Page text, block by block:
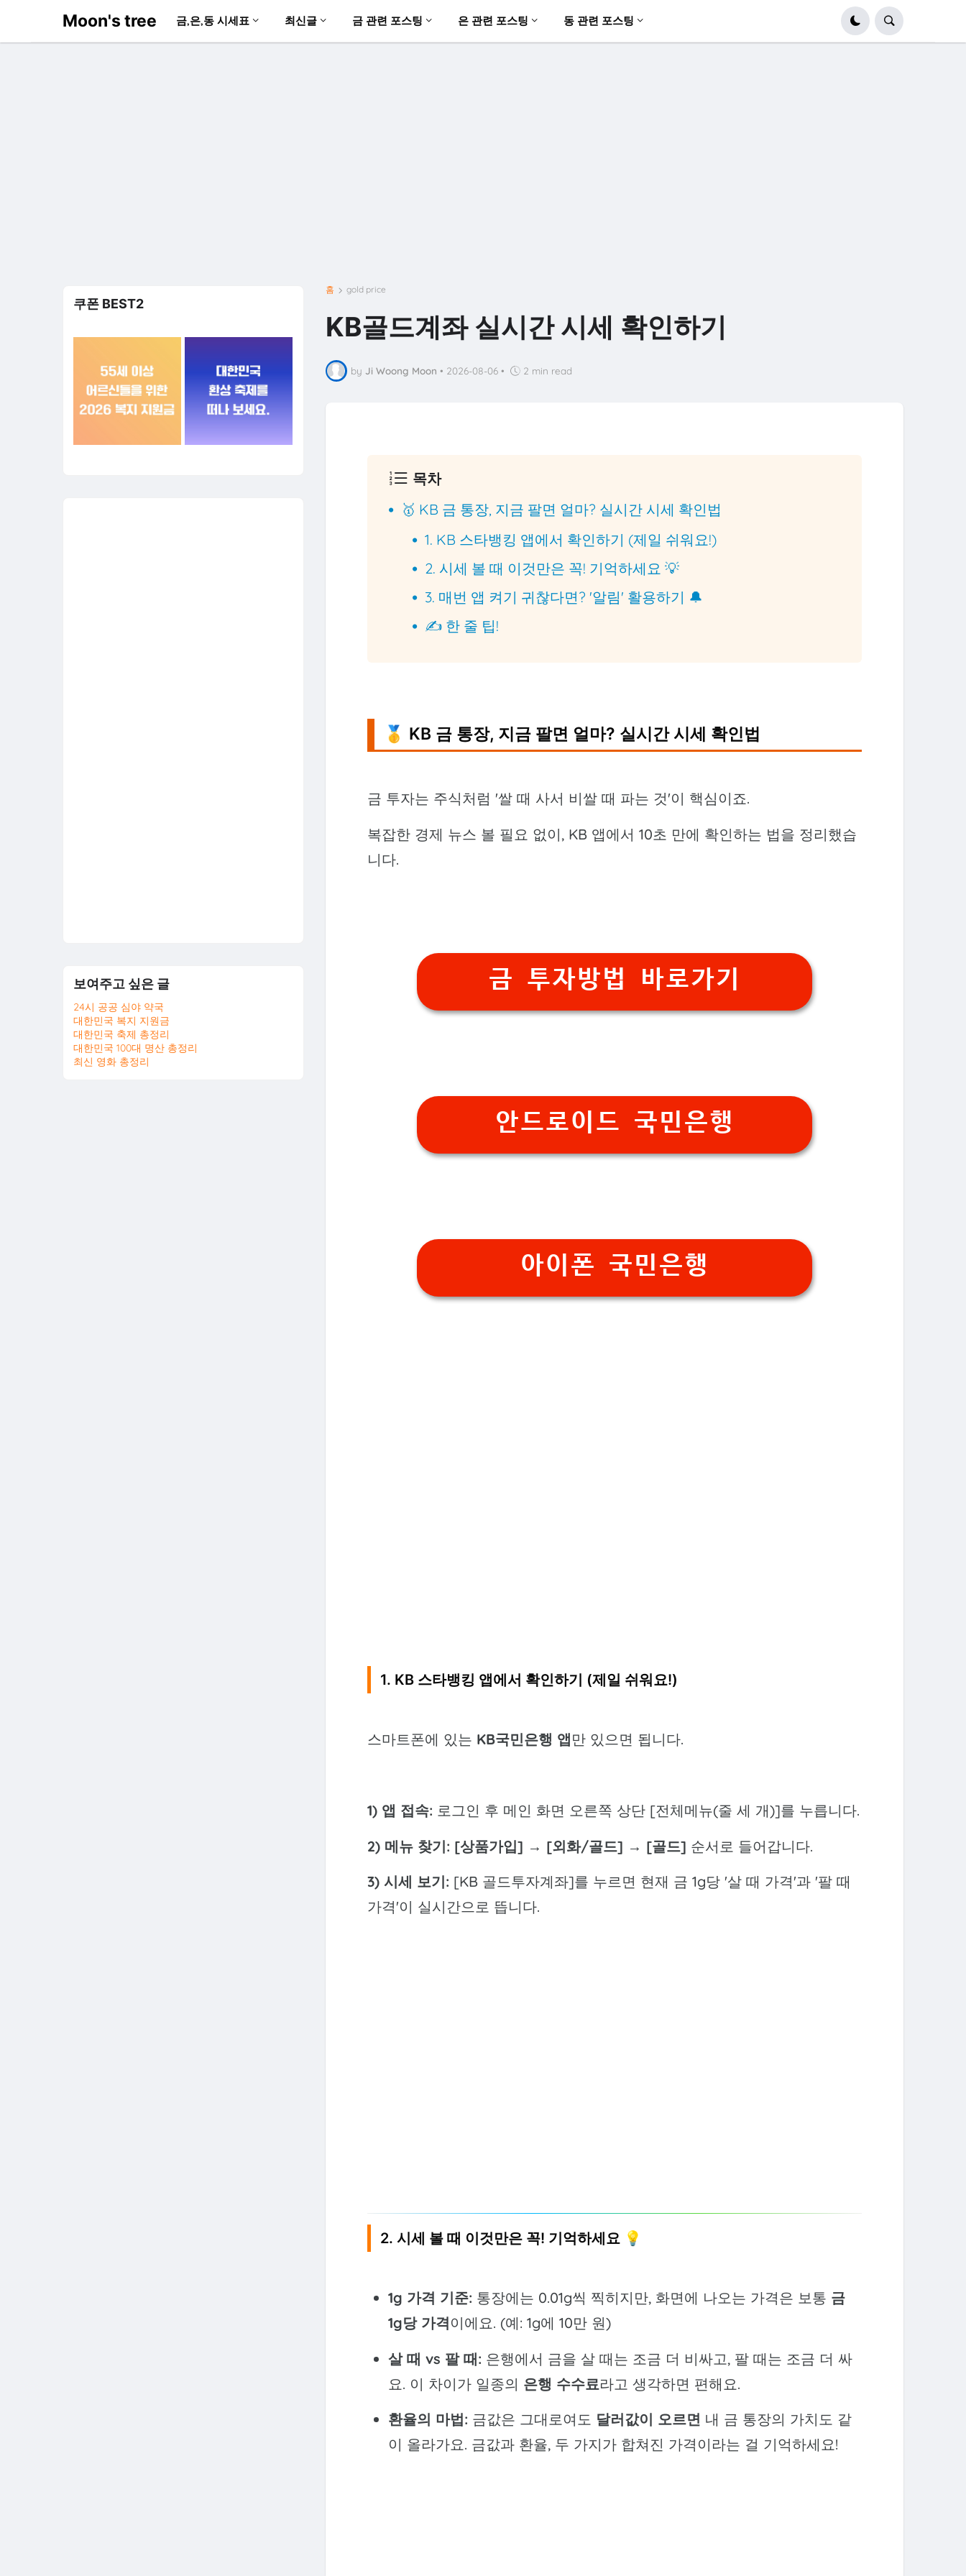
Moon's tree 금,은,동 시세표 최신글 금 관련 포스팅 은 관련 포스팅 동 관련 포스팅
홈 gold price
KB골드계좌 실시간 시세 확인하기
by Ji Woong Moon • 2026-08-06 • 2 min read
목차
🥇 KB 금 통장, 지금 팔면 얼마? 실시간 시세 확인법
1. KB 스타뱅킹 앱에서 확인하기 (제일 쉬워요!)
2. 시세 볼 때 이것만은 꼭! 기억하세요 💡
3. 매번 앱 켜기 귀찮다면? '알림' 활용하기 🔔
✍️ 한 줄 팁!
🥇 KB 금 통장, 지금 팔면 얼마? 실시간 시세 확인법
금 투자는 주식처럼 '쌀 때 사서 비쌀 때 파는 것'이 핵심이죠.
복잡한 경제 뉴스 볼 필요 없이, KB 앱에서 10초 만에 확인하는 법을 정리했습
니다.
금 투자방법 바로가기
안드로이드 국민은행
아이폰 국민은행
1. KB 스타뱅킹 앱에서 확인하기 (제일 쉬워요!)
스마트폰에 있는 KB국민은행 앱만 있으면 됩니다.
1) 앱 접속: 로그인 후 메인 화면 오른쪽 상단 [전체메뉴(줄 세 개)]를 누릅니다.
2) 메뉴 찾기: [상품가입] → [외화/골드] → [골드] 순서로 들어갑니다.
3) 시세 보기: [KB 골드투자계좌]를 누르면 현재 금 1g당 '살 때 가격'과 '팔 때
가격'이 실시간으로 뜹니다.
2. 시세 볼 때 이것만은 꼭! 기억하세요 💡
1g 가격 기준: 통장에는 0.01g씩 찍히지만, 화면에 나오는 가격은 보통 금
1g당 가격이에요. (예: 1g에 10만 원)
살 때 vs 팔 때: 은행에서 금을 살 때는 조금 더 비싸고, 팔 때는 조금 더 싸
요. 이 차이가 일종의 은행 수수료라고 생각하면 편해요.
환율의 마법: 금값은 그대로여도 달러값이 오르면 내 금 통장의 가치도 같
이 올라가요. 금값과 환율, 두 가지가 합쳐진 가격이라는 걸 기억하세요!
쿠폰 BEST2
보여주고 싶은 글
24시 공공 심야 약국
대한민국 복지 지원금
대한민국 축제 총정리
대한민국 100대 명산 총정리
최신 영화 총정리